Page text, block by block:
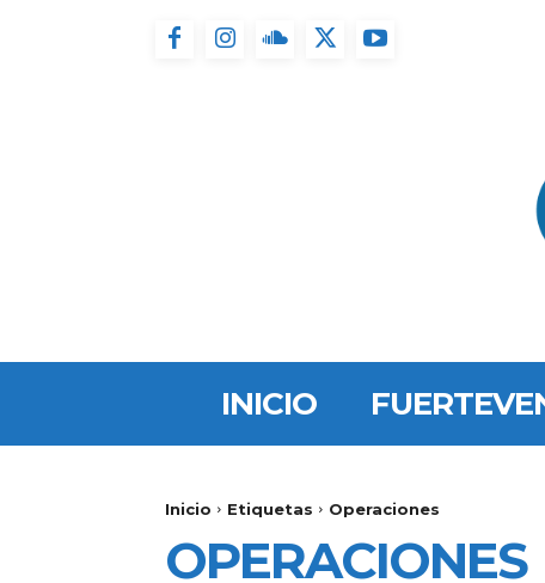
INICIO
Inicio Etiquetas Operaciones
OPERACIONES